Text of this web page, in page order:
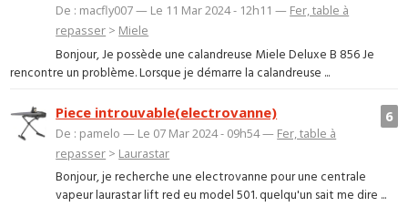
De : macfly007 — Le 11 Mar 2024 - 12h11 — Fer, table à
repasser > Miele
Bonjour, Je possède une calandreuse Miele Deluxe B 856 Je
rencontre un problème. Lorsque je démarre la calandreuse ...
6
Piece introuvable(electrovanne)
De : pamelo — Le 07 Mar 2024 - 09h54 — Fer, table à
repasser > Laurastar
Bonjour, je recherche une electrovanne pour une centrale
vapeur laurastar lift red eu model 501. quelqu'un sait me dire ...